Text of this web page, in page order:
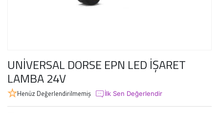
UNİVERSAL DORSE EPN LED İŞARET
LAMBA 24V
Henüz Değerlendirilmemiş İlk Sen Değerlendir